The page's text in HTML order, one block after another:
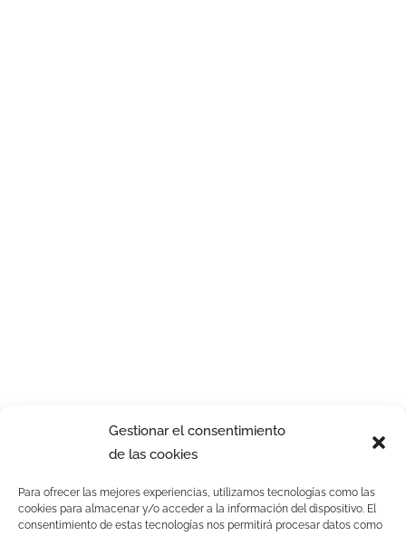
Gestionar el consentimiento
de las cookies
Para ofrecer las mejores experiencias, utilizamos tecnologías como las
cookies para almacenar y/o acceder a la información del dispositivo. El
consentimiento de estas tecnologías nos permitirá procesar datos como